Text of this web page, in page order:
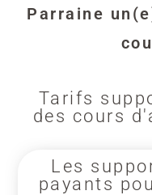
Parraine
Tarifs
des cours
Les
payants